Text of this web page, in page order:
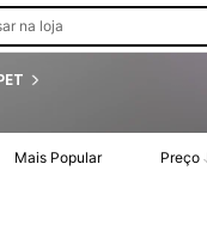
na loja
Mais Popular Preço